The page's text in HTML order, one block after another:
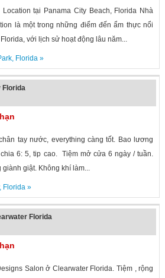
tại Panama City Beach, Florida Nhà
là một trong những điểm đến ẩm thực nổi
với lịch sử hoạt động lâu năm...
, Florida»
Florida
tay nước, everything càng tốt. Bao lương
6: 5, tip cao. Tiệm mở cửa 6 ngày / tuần.
giật. Không khí làm...
Florida»
Florida
Salon ở Clearwater Florida. Tiệm , rộng